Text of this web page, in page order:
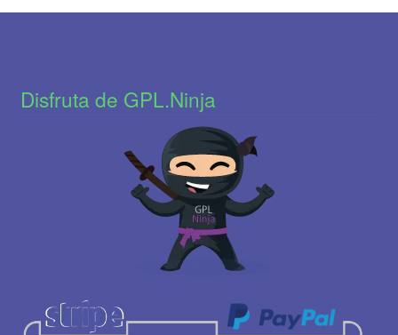
Disfruta de GPL.Ninja